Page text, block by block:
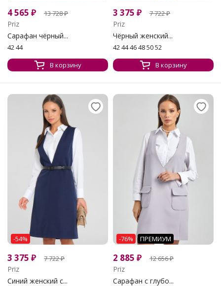
4 565 ₽ 13 728₽
Priz
Сарафан чёрный...
42 44
В корзину
3 375 ₽ 7 722₽
Priz
Чёрный женский...
42 44 46 48 50 52
В корзину
-54%
3 375 ₽ 7 722₽
Priz
Синий женский с...
-76% ПРЕМИУМ
2 885 ₽ 12 656₽
Priz
Сарафан с глубо...